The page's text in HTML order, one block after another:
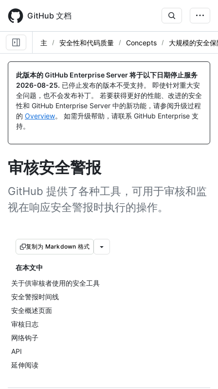
main
content
GitHub 文档
主 安全性和代码质量 Concepts 大规模的安全保
此版本的 GitHub Enterprise Server 将于以下日期停止服务
2026-08-25. 已停止发布的版本不受支持。 即使针对重大安
全问题，也不会发布补丁。 若要获得更好的性能、改进的安全
性和 GitHub Enterprise Server 中的新功能，请参阅升级过程
的 Overview。 如需升级帮助，请联系 GitHub Enterprise 支
持。
审核安全警报
GitHub 提供了各种工具，可用于审核和监
视在响应安全警报时执行的操作。
复制为 Markdown 格式
在本文中
关于供审核者使用的安全工具
安全警报时间线
安全概述页面
审核日志
网络钩子
API
延伸阅读